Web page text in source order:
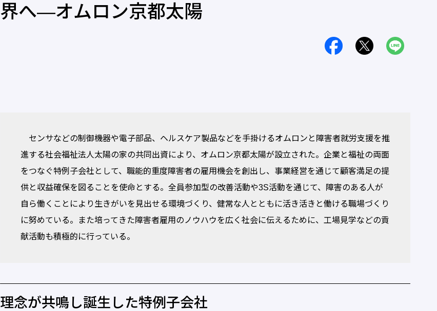
界へ―オムロン京都太陽
センサなどの制御機器や電子部品、ヘルスケア製品などを手掛けるオムロンと障害者就労支援を推
進する社会福祉法人太陽の家の共同出資により、オムロン京都太陽が設立された。企業と福祉の両面
をつなぐ特例子会社として、職能的重度障害者の雇用機会を創出し、事業経営を通じて顧客満足の提
供と収益確保を図ることを使命とする。全員参加型の改善活動や3S活動を通じて、障害のある人が
自ら働くことにより生きがいを見出せる環境づくり、健常な人とともに活き活きと働ける職場づくり
に努めている。また培ってきた障害者雇用のノウハウを広く社会に伝えるために、工場見学などの貢
献活動も積極的に行っている。
理念が共鳴し誕生した特例子会社